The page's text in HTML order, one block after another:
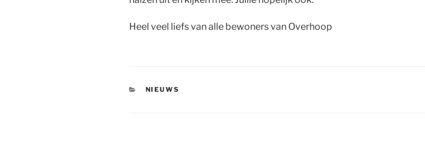
Heel veel liefs van alle bewoners van Overhoop
CATEGORIEËN
NIEUWS